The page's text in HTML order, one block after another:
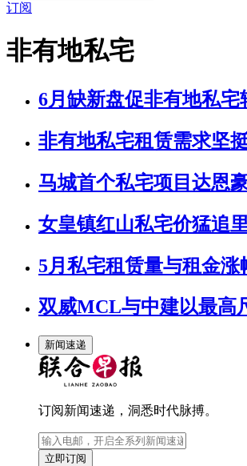
订阅
非有地私宅
6月缺新盘促非有地私
非有地私宅租赁需求坚
马城首个私宅项目达恩
女皇镇红山私宅价猛追
5月私宅租赁量与租金
双威MCL与中建以最高
新闻速递
订阅新闻速递，洞悉时代脉搏。
立即订阅